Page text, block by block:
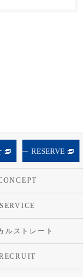
RESERVE
SERVICE
ルストレート